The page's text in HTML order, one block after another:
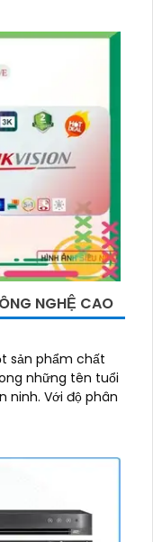
NGHỆ CAO
sản phẩm chất
những tên tuổi
phân